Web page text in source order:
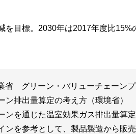
を目標。2030年は2017年度比15%
省 グリーン・バリューチェーン
ン排出量算定の考え方（環境省）
ンを通じた温室効果ガス排出量算
ンを参考として、製品製造から販